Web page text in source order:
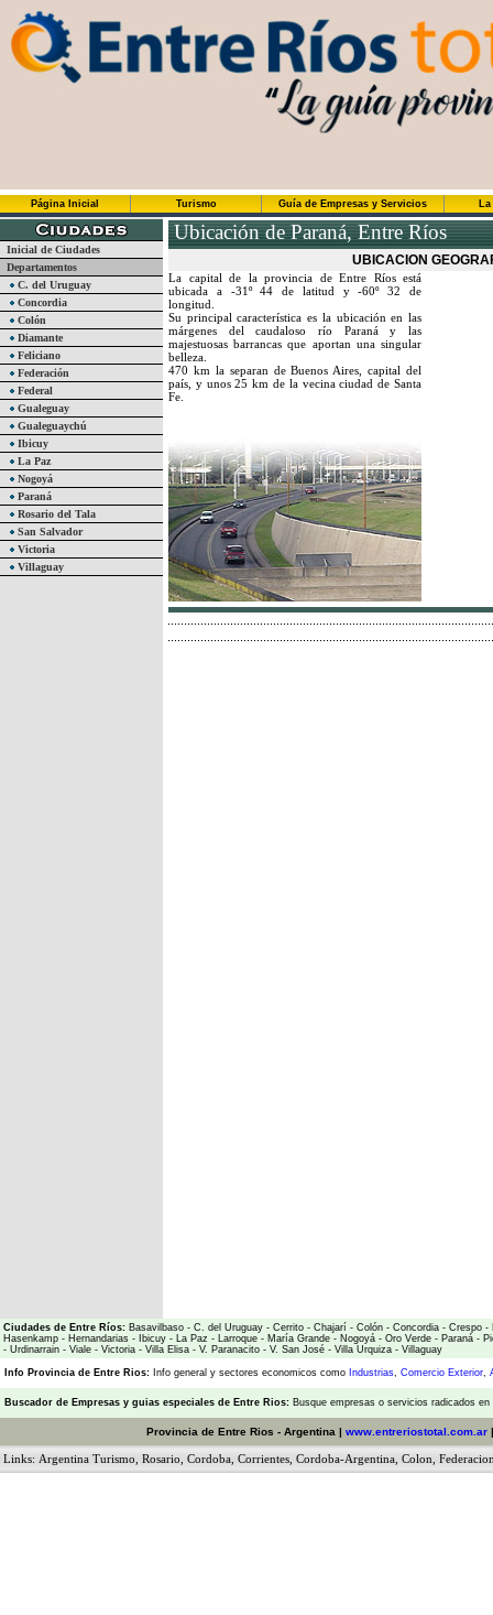
Página Inicial Turismo Guía de Empresas y Servicios
Inicial de Ciudades
Departamentos
C. del Uruguay
Concordia
Colón
Diamante
Feliciano
Federación
Federal
Gualeguay
Gualeguaychú
Ibicuy
La Paz
Nogoyá
Paraná
Rosario del Tala
San Salvador
Victoria
Villaguay
Ubicación de Paraná, Entre Ríos
UBICACION
La capital de la provincia de Entre Ríos está
ubicada a -31º 44 de latitud y -60º 32 de
longitud.
Su principal característica es la ubicación en las
márgenes del caudaloso río Paraná y las
majestuosas barrancas que aportan una singular
belleza.
470 km la separan de Buenos Aires, capital del
país, y unos 25 km de la vecina ciudad de Santa
Fe.
Ciudades de Entre Ríos: Basavilbaso - C. del Uruguay - Cerrito - Chajarí - Colón - Concordia - Crespo -
Hasenkamp - Hernandarias - Ibicuy - La Paz - Larroque - María Grande - Nogoyá - Oro Verde - Paraná -
- Urdinarrain - Viale - Victoria - Villa Elisa - V. Paranacito - V. San José - Villa Urquiza - Villaguay
Info Provincia de Entre Rios: Info general y sectores economicos como Industrias, Comercio Exterior,
Buscador de Empresas y guias especiales de Entre Rios: Busque empresas o servicios radicados
Provincia de Entre Rios - Argentina | www.entreriostotal.com.ar
Links: Argentina Turismo Rosario Cordoba Corrientes Cordoba-Argentina Colon